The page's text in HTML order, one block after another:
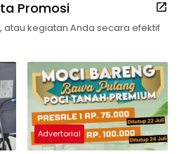
Promosi
atau kegiatan Anda secara efektif
Advertorial